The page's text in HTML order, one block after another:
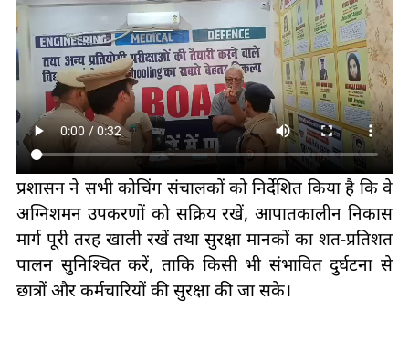
प्रशासन ने सभी कोचिंग संचालकों को निर्देशित किया है कि वे
अग्निशमन उपकरणों को सक्रिय रखें, आपातकालीन निकास
मार्ग पूरी तरह खाली रखें तथा सुरक्षा मानकों का शत-प्रतिशत
पालन सुनिश्चित करें, ताकि किसी भी संभावित दुर्घटना से
छात्रों और कर्मचारियों की सुरक्षा की जा सके।